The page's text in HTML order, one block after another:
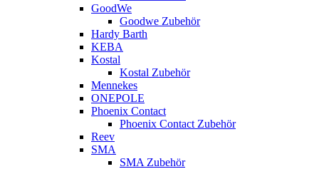
GoodWe
Goodwe Zubehör
Hardy Barth
KEBA
Kostal
Kostal Zubehör
Mennekes
ONEPOLE
Phoenix Contact
Phoenix Contact Zubehör
Reev
SMA
SMA Zubehör